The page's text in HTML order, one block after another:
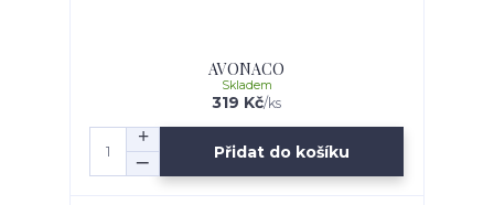
AVONACO
319 Kč/ks
Skladem
Přidat do košíku